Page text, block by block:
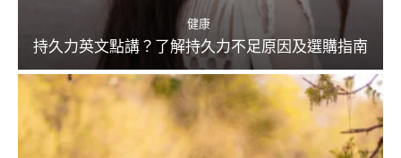
健康
持久力英文點講？了解持久力不足原因及選購指南